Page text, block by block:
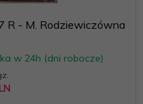
R - M. Rodziewiczówna
w 24h (dni robocze)